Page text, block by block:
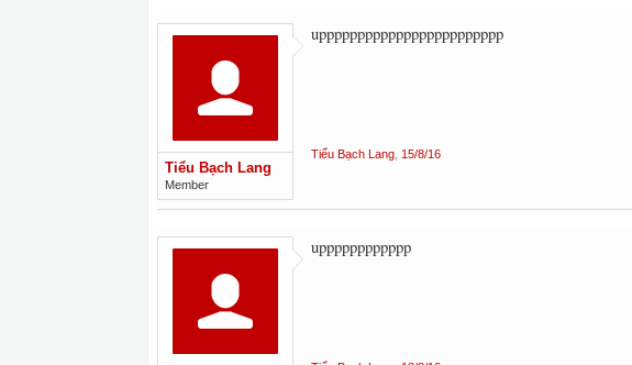
Tiểu Bạch Lang
Member
upppppppppppppppppppppppp
Tiểu Bạch Lang 15/8/16
upppppppppppp